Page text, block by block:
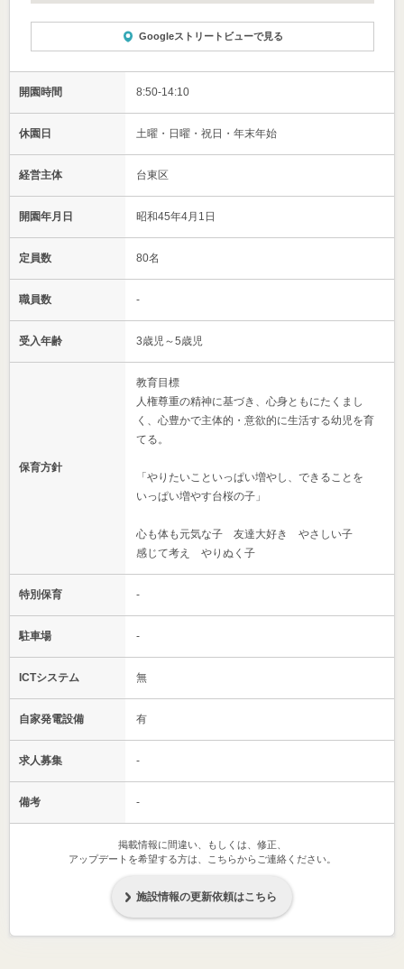
Googleストリートビューで見る
開園時間 8:50-14:10
休園日 土曜・日曜・祝日・年末年始
経営主体 台東区
開園年月日 昭和45年4月1日
定員数 80名
職員数 -
受入年齢 3歳児～5歳児
保育方針
教育目標
人権尊重の精神に基づき、心身ともにたくまし
く、心豊かで主体的・意欲的に生活する幼児を育
てる。
「やりたいこといっぱい増やし、できることを
いっぱい増やす台桜の子」
心も体も元気な子 友達大好き やさしい子
感じて考え やりぬく子
特別保育 -
駐車場 -
ICTシステム 無
自家発電設備 有
求人募集 -
備考 -
掲載情報に間違い、もしくは、修正、
アップデートを希望する方は、こちらからご連絡ください。
施設情報の更新依頼はこちら